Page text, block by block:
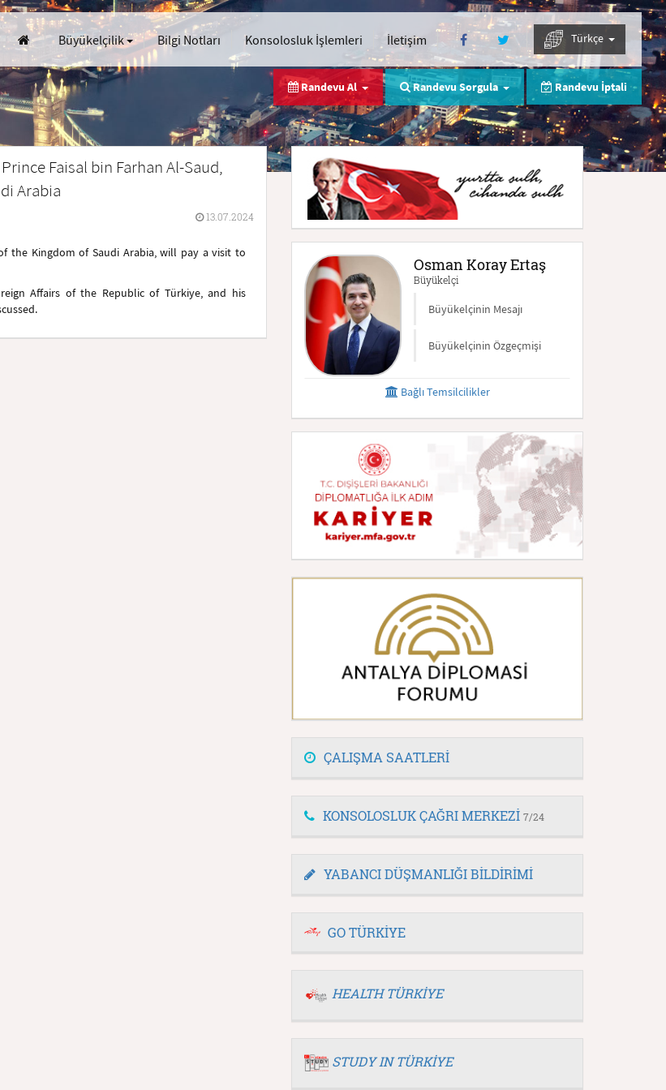
Büyükelçilik Bilgi Notları Konsolosluk İşlemleri İletişim Türkçe
Randevu Al Randevu Sorgula Randevu İptali
Faisal bin Farhan Al-Saud,
Arabia
13.07.2024
the Kingdom of Saudi Arabia, will pay a visit to
Affairs of the Republic of Türkiye, and his
Osman Koray Ertaş
Büyükelçi
Büyükelçinin Mesajı
Büyükelçinin Özgeçmişi
Bağlı Temsilcilikler
ÇALIŞMA SAATLERİ
KONSOLOSLUK ÇAĞRI MERKEZİ 7/24
YABANCI DÜŞMANLIĞI BİLDİRİMİ
GO TÜRKİYE
HEALTH TÜRKİYE
STUDY IN TÜRKİYE